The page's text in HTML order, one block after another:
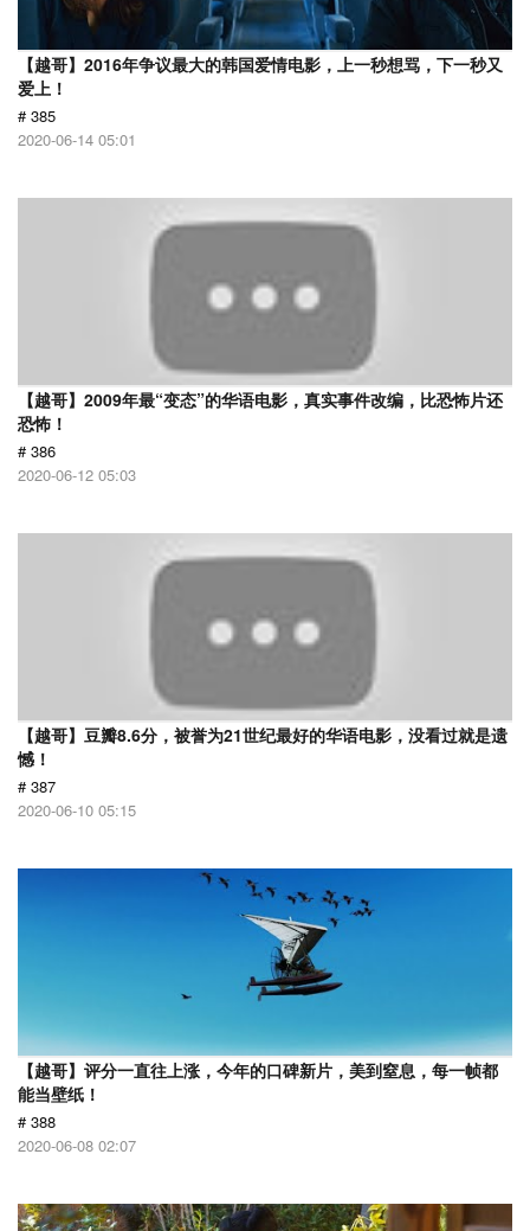
【越哥】2016年争议最大的韩国爱情电影，上一秒想骂，下一秒又
爱上！
# 385
2020-06-14 05:01
【越哥】2009年最“变态”的华语电影，真实事件改编，比恐怖片还
恐怖！
# 386
2020-06-12 05:03
【越哥】豆瓣8.6分，被誉为21世纪最好的华语电影，没看过就是遗
憾！
# 387
2020-06-10 05:15
【越哥】评分一直往上涨，今年的口碑新片，美到窒息，每一帧都
能当壁纸！
# 388
2020-06-08 02:07